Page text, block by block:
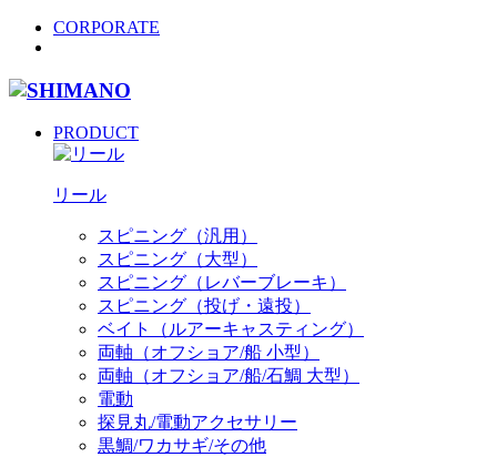
CORPORATE
PRODUCT
リール
スピニング（汎用）
スピニング（大型）
スピニング（レバーブレーキ）
スピニング（投げ・遠投）
ベイト（ルアーキャスティング）
両軸（オフショア/船 小型）
両軸（オフショア/船/石鯛 大型）
電動
探見丸/電動アクセサリー
黒鯛/ワカサギ/その他